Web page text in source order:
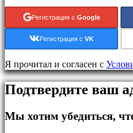
Геймплей
Внутриигровые
События
Hовости
Pуководство
Форум
IDC
Gifts
Plays
Регистрация с Google
Регистрация с VK
Я прочитал и согласен с
Подтвердите ваш
Мы хотим убедиться,